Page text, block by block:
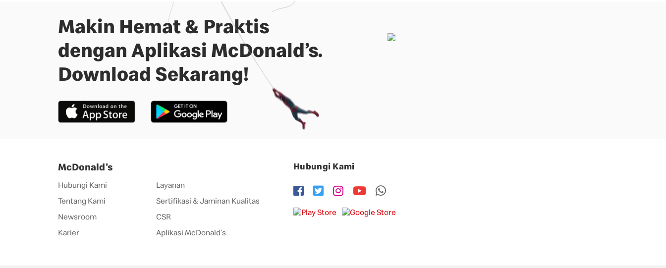
Makin Hemat & Praktis
dengan Aplikasi McDonald’s.
Download Sekarang!
McDonald's
Hubungi Kami
Tentang Kami
Newsroom
Karier
Layanan
Sertifikasi & Jaminan Kualitas
CSR
Aplikasi McDonald’s
Hubungi Kami